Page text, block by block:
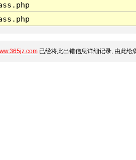
已经将此出错信息详细记录, 由此给